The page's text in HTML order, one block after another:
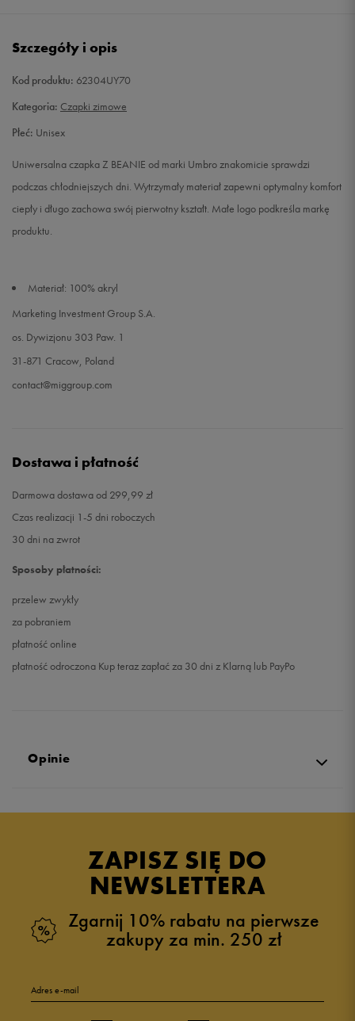
Szczegóły i opis
Kod produktu: 62304UY70
Kategoria: Czapki zimowe
Płeć: Unisex
Uniwersalna czapka Z BEANIE od marki Umbro znakomicie sprawdzi
podczas chłodniejszych dni. Wytrzymały materiał zapewni optymalny komfort
ciepły i długo zachowa swój pierwotny kształt. Małe logo podkreśla markę
produktu.
Materiał: 100% akryl
Marketing Investment Group S.A.
os. Dywizjonu 303 Paw. 1
31-871 Cracow, Poland
contact@miggroup.com
Dostawa i płatność
Darmowa dostawa od 299,99 zł
Czas realizacji 1-5 dni roboczych
30 dni na zwrot
Sposoby płatności:
przelew zwykły
za pobraniem
płatność online
płatność odroczona Kup teraz zapłać za 30 dni z Klarną lub PayPo
Opinie
ZAPISZ SIĘ DO
NEWSLETTERA
Zgarnij 10% rabatu na pierwsze
zakupy za min. 250 zł
Adres e-mail